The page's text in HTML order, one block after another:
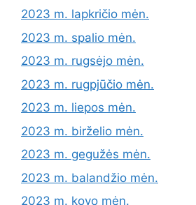
2023 m. lapkričio mėn.
2023 m. spalio mėn.
2023 m. rugsėjo mėn.
2023 m. rugpjūčio mėn.
2023 m. liepos mėn.
2023 m. birželio mėn.
2023 m. gegužės mėn.
2023 m. balandžio mėn.
2023 m. kovo mėn.